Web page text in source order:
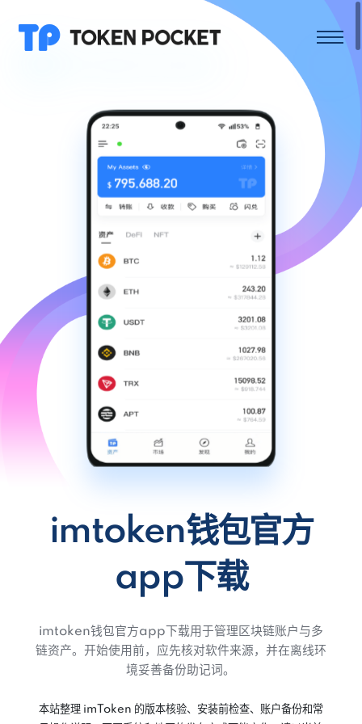
imtoken钱包官方
app下载
imtoken钱包官方app下载用于管理区块链账户与多
链资产。开始使用前，应先核对软件来源，并在离线环
境妥善备份助记词。
本站整理 imToken 的版本核验、安装前检查、账户备份和常